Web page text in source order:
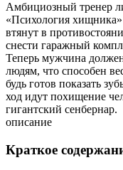
Амбициозный тренер
«Психология хищника»
втянут в
снести гаражный
Теперь мужчина
людям, что способен
будь готов показать
ход идут похищение
гигантский сенбернар.
описание
Краткое